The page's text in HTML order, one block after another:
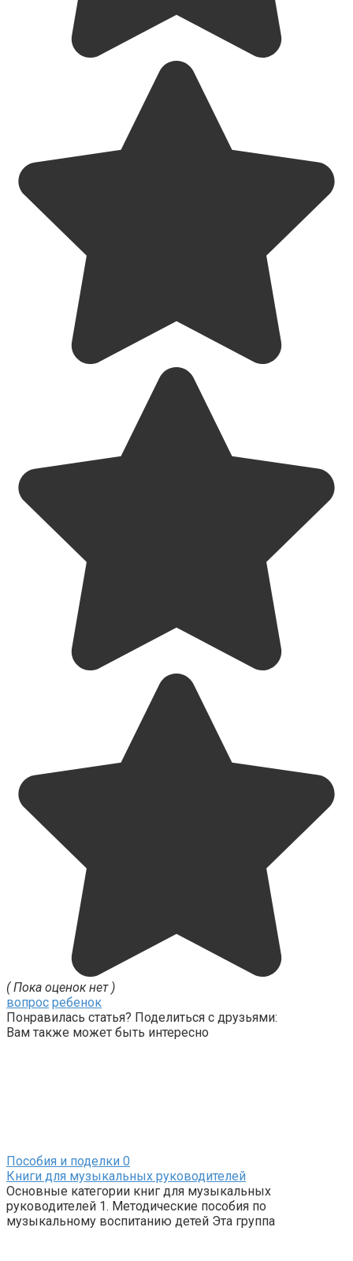
( Пока оценок нет )
вопрос ребенок
Понравилась статья? Поделиться с друзьями:
Вам также может быть интересно
Пособия и поделки 0
Книги для музыкальных руководителей
Основные категории книг для музыкальных
руководителей 1. Методические пособия по
музыкальному воспитанию детей Эта группа